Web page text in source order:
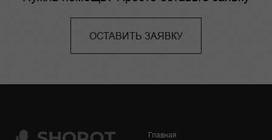
ОСТАВИТЬ ЗАЯВКУ
Главная